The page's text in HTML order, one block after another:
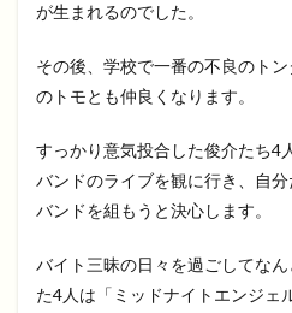
が生まれるのでした。
その後、学校で一番の不良のト
のトモとも仲良くなります。
すっかり意気投合した俊介たち4
バンドのライブを観に行き、自
バンドを組もうと決心します。
バイト三昧の日々を過ごしてな
た4人は「ミッドナイトエンジェ